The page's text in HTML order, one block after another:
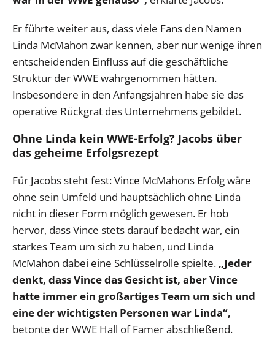
Er führte weiter aus, dass viele Fans den Namen
Linda McMahon zwar kennen, aber nur wenige ihren
entscheidenden Einfluss auf die geschäftliche
Struktur der WWE wahrgenommen hätten.
Insbesondere in den Anfangsjahren habe sie das
operative Rückgrat des Unternehmens gebildet.
Ohne Linda kein WWE-Erfolg? Jacobs über
das geheime Erfolgsrezept
Für Jacobs steht fest: Vince McMahons Erfolg wäre
ohne sein Umfeld und hauptsächlich ohne Linda
nicht in dieser Form möglich gewesen. Er hob
hervor, dass Vince stets darauf bedacht war, ein
starkes Team um sich zu haben, und Linda
McMahon dabei eine Schlüsselrolle spielte. „Jeder
denkt, dass Vince das Gesicht ist, aber Vince
hatte immer ein großartiges Team um sich und
eine der wichtigsten Personen war Linda“,
betonte der WWE Hall of Famer abschließend.